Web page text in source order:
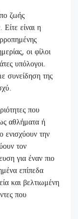
ζωής
είναι η
οι φίλοι
υπόλογοι.
συνείδηση της
που
αθλήματα ή
ενισχύουν την
τον
για έναν πιο
επίπεδα
και βελτιωμένη
που